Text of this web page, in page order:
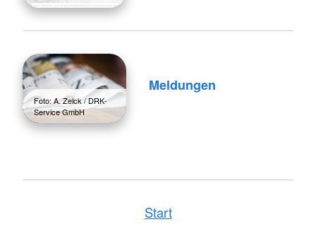
Foto: A. Zelck / DRK-
Service GmbH
Meldungen
Start